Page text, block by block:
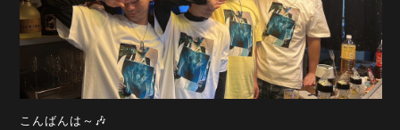
こんばんは～🎶